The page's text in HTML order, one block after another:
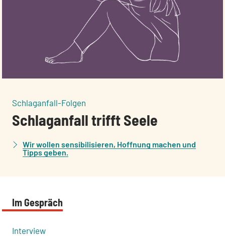
Schlaganfall-Folgen
Schlaganfall trifft Seele
Wir wollen sensibilisieren, Hoffnung machen und
Tipps geben.
Im Gespräch
Interview: